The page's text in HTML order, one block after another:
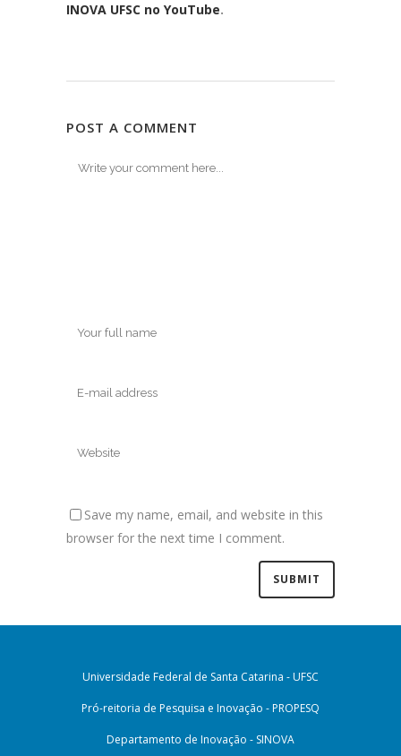
INOVA UFSC no YouTube.
POST A COMMENT
Save my name, email, and website in this
browser for the next time I comment.
Universidade Federal de Santa Catarina - UFSC
Pró-reitoria de Pesquisa e Inovação - PROPESQ
Departamento de Inovação - SINOVA